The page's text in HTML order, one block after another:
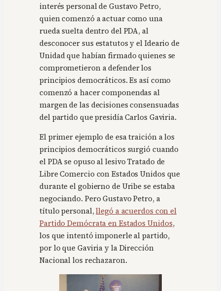
interés personal de Gustavo Petro,
quien comenzó a actuar como una
rueda suelta dentro del PDA, al
desconocer sus estatutos y el Ideario de
Unidad que habían firmado quienes se
comprometieron a defender los
principios democráticos. Es así como
comenzó a hacer componendas al
margen de las decisiones consensuadas
del partido que presidía Carlos Gaviria.
El primer ejemplo de esa traición a los
principios democráticos surgió cuando
el PDA se opuso al lesivo Tratado de
Libre Comercio con Estados Unidos que
durante el gobierno de Uribe se estaba
negociando. Pero Gustavo Petro, a
título personal,llegó a acuerdos con el
Partido Demócrata en Estados Unidos,
los que intentó imponerle al partido,
por lo que Gaviria y la Dirección
Nacional los rechazaron.